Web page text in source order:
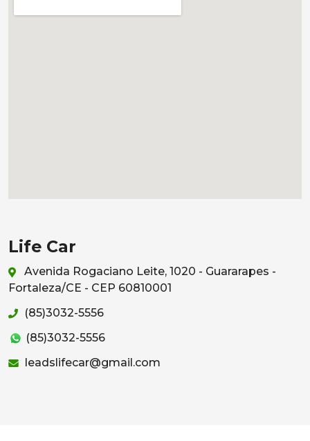
Life Car
Avenida Rogaciano Leite, 1020 - Guararapes -
Fortaleza/CE - CEP 60810001
(85)3032-5556
(85)3032-5556
leadslifecar@gmail.com